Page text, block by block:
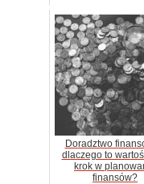
Doradztwo
dlaczego to
krok w
finansów?